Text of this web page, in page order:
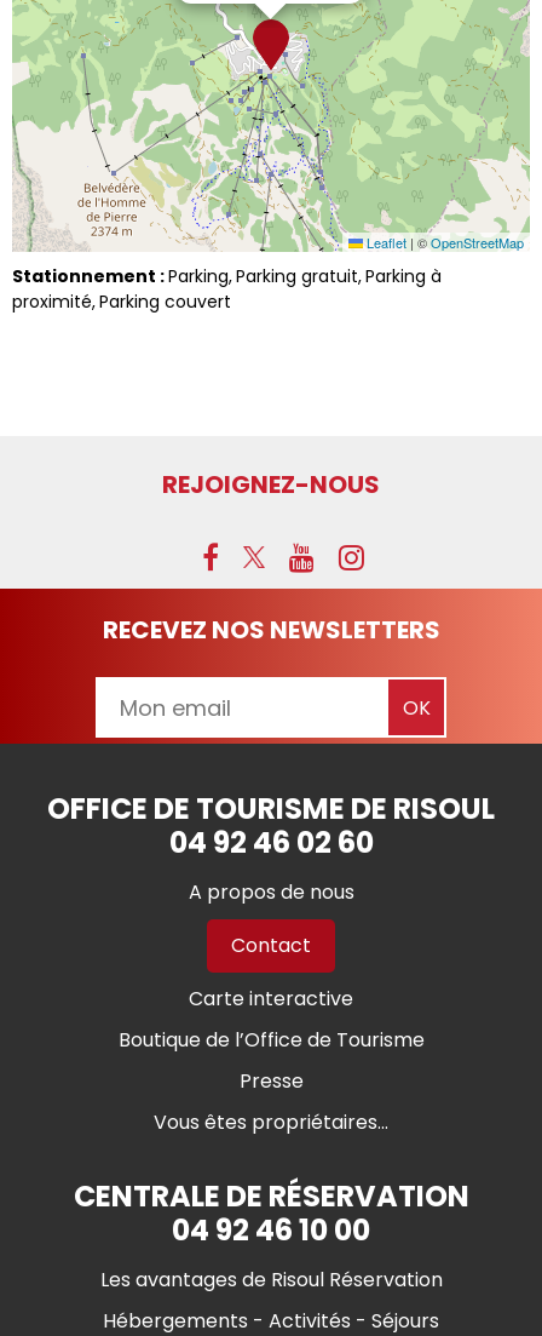
Leaflet | ©OpenStreetMap
Stationnement :Parking Parking gratuit Parking à
proximité Parking couvert
REJOIGNEZ-NOUS
RECEVEZ NOS NEWSLETTERS
OFFICE DE TOURISME DE RISOUL
04 92 46 02 60
A propos de nous
Contact
Carte interactive
Boutique de l’Office de Tourisme
Presse
Vous êtes propriétaires...
CENTRALE DE RÉSERVATION
04 92 46 10 00
Les avantages de Risoul Réservation
Hébergements - Activités - Séjours